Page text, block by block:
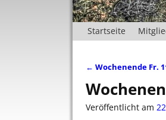
Startseite
← Wochenende Fr.
Veröffentlicht am